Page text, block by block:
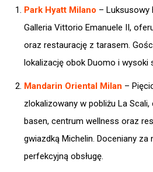
Park Hyatt Milano – Luksusowy
Galleria Vittorio Emanuele II,
oraz restaurację z tarasem.
lokalizację obok Duomo i wysoki
Mandarin Oriental Milan –
zlokalizowany w pobliżu La
basen, centrum wellness oraz
gwiazdką Michelin. Doceniany
perfekcyjną obsługę.